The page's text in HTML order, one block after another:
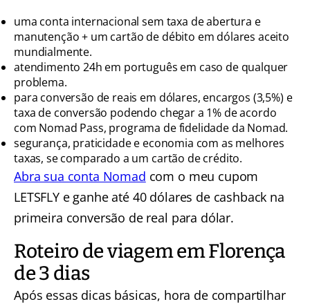
uma conta internacional sem taxa de abertura e
manutenção + um cartão de débito em dólares aceito
mundialmente.
atendimento 24h em português em caso de qualquer
problema.
para conversão de reais em dólares, encargos (3,5%) e
taxa de conversão podendo chegar a 1% de acordo
com Nomad Pass, programa de fidelidade da Nomad.
segurança, praticidade e economia com as melhores
taxas, se comparado a um cartão de crédito.
Abra sua conta Nomad com o meu cupom
LETSFLY e ganhe até 40 dólares de cashback na
primeira conversão de real para dólar.
Roteiro de viagem em Florença
de 3 dias
Após essas dicas básicas, hora de compartilhar